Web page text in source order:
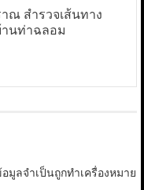
ณ สำรวจเส้นทาง
นท่าฉลอม
มูลจำเป็นถูกทำเครื่องหมาย